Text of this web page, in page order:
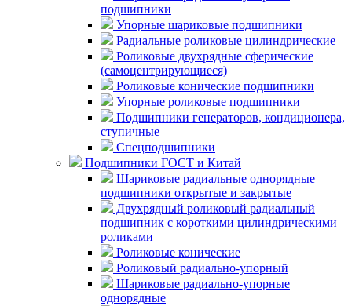
подшипники
Упорные шариковые подшипники
Радиальные роликовые цилиндрические
Роликовые двухрядные сферические
(самоцентрирующиеся)
Роликовые конические подшипники
Упорные роликовые подшипники
Подшипники генераторов, кондиционера,
ступичные
Спецподшипники
Подшипники ГОСТ и Китай
Шариковые радиальные однорядные
подшипники открытые и закрытые
Двухрядный роликовый радиальный
подшипник с короткими цилиндрическими
роликами
Роликовые конические
Роликовый радиально-упорный
Шариковые радиально-упорные
однорядные